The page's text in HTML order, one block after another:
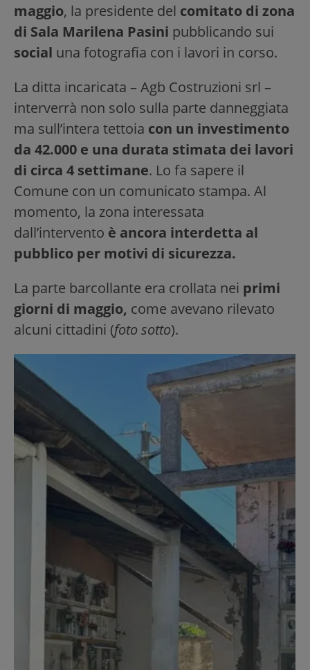
maggio, la presidente del comitato di zona
di Sala Marilena Pasini pubblicando sui
social una fotografia con i lavori in corso.
La ditta incaricata – Agb Costruzioni srl –
interverrà non solo sulla parte danneggiata
ma sull’intera tettoia con un investimento
da 42.000 e una durata stimata dei lavori
di circa 4 settimane. Lo fa sapere il
Comune con un comunicato stampa. Al
momento, la zona interessata
dall’intervento è ancora interdetta al
pubblico per motivi di sicurezza.
La parte barcollante era crollata nei primi
giorni di maggio, come avevano rilevato
alcuni cittadini (foto sotto).